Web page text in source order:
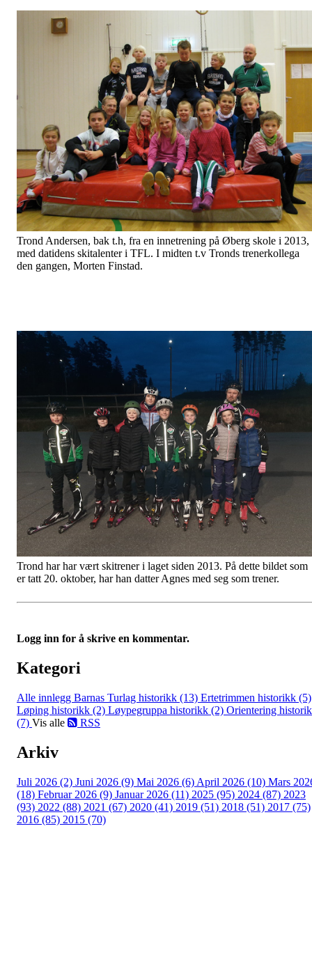
Trond Andersen, bak t.h, fra en innetrening på Øberg skole i 2013,
med datidens skitalenter i TFL. I midten t.v Tronds trenerkollega
den gangen, Morten Finstad.
Trond har har vært skitrener i laget siden 2013. På dette bildet som
er tatt 20. oktober, har han datter Agnes med seg som trener.
Logg inn for å skrive en kommentar.
Kategori
Alle innlegg Barnas Turlag historikk (13) Ertetrimmen historikk (5)
Løping historikk (2) Løypegruppa historikk (2) Orientering
(7) Vis alle RSS
Arkiv
Juli 2026 (2) Juni 2026 (9) Mai 2026 (6) April 2026 (10) Mars
(18) Februar 2026 (9) Januar 2026 (11) 2025 (95) 2024 (87) 2023
(93) 2022 (88) 2021 (67) 2020 (41) 2019 (51) 2018 (51) 2017 (75)
2016 (85) 2015 (70)